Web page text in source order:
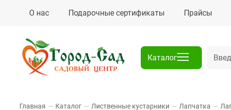
О нас Подарочные сертификаты Прайсы
Каталог
Главная — Каталог — Лиственные кустарники — Лапчатка —